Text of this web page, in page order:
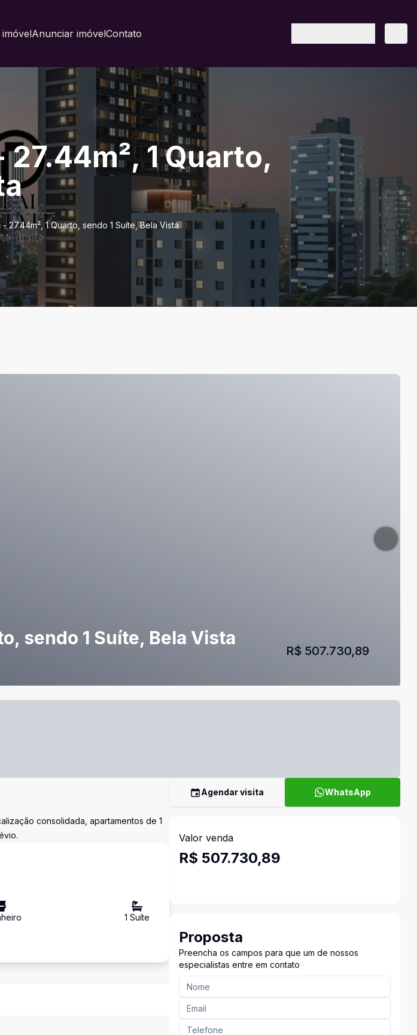
Anunciar imóvelContato
1 Quarto,
27.44m², 1 Quarto, sendo 1 Suíte, Bela Vista
sendo 1 Suíte, Bela Vista
R$ 507.730,89
consolidada, apartamentos de 1
1 Suíte
Agendar visita WhatsApp
Valor venda
R$ 507.730,89
Proposta
Preencha os campos para que um de nossos
especialistas entre em contato